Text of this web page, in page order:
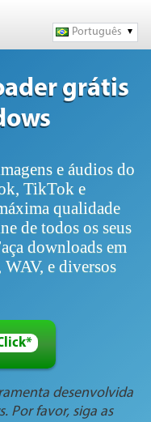
Português
grátis
e áudios do
TikTok e
qualidade
de todos os seus
downloads em
e diversos
desenvolvida
Por favor, siga as